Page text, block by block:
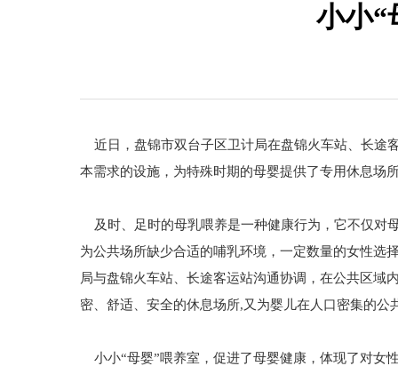
小小“
近日，盘锦市双台子区卫计局在盘锦火车站、长途
本需求的设施，为特殊时期的母婴提供了专用休息场
及时、足时的母乳喂养是一种健康行为，它不仅对
为公共场所缺少合适的哺乳环境，一定数量的女性选
局与盘锦火车站、长途客运站沟通协调，在公共区域
密、舒适、安全的休息场所,又为婴儿在人口密集的
小小“母婴”喂养室，促进了母婴健康，体现了对女